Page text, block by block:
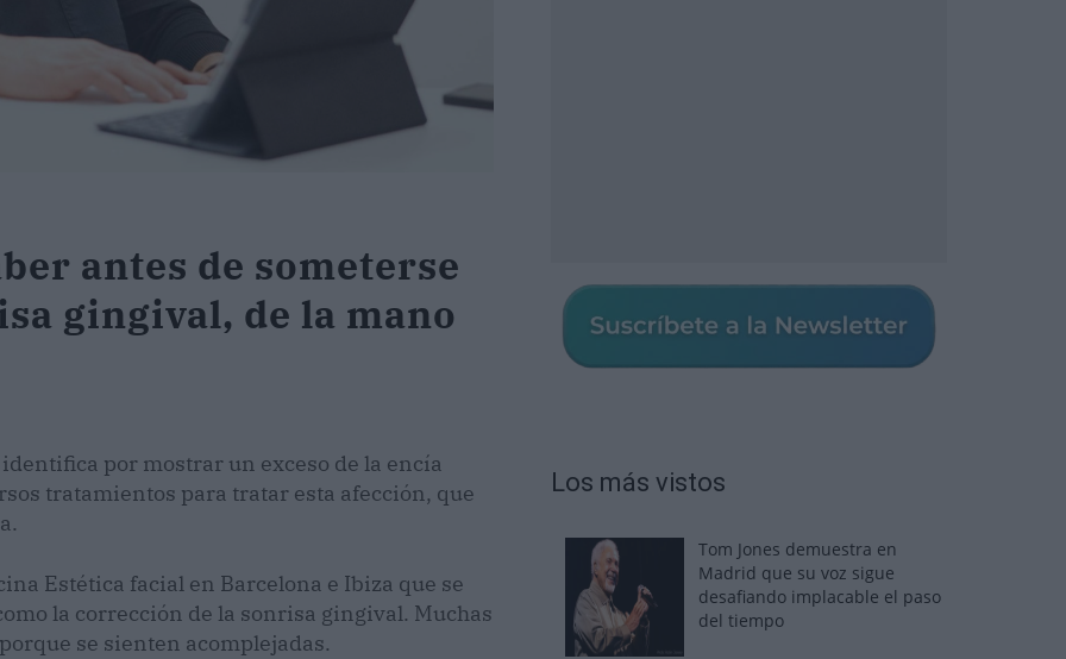
antes de someterse
gingival, de la mano
por mostrar un exceso de la encía
tratamientos para tratar esta afección, que
Estética facial en Barcelona e Ibiza que se
la corrección de la sonrisa gingival. Muchas
se sienten acomplejadas.
Los más vistos
Tom Jones demuestra en
Madrid que su voz sigue
desafiando implacable el paso
del tiempo